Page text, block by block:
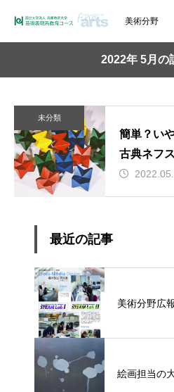
美術分野
2022年 5月の
未分類
簡単？い
古典ネフ
最近の記事
美術分野広
絵画担当の